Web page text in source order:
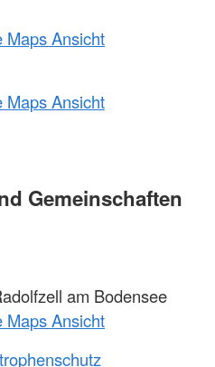
Maps Ansicht
Maps Ansicht
Gemeinschaften
am Bodensee
Maps Ansicht